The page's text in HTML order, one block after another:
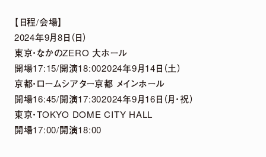
2026.07.
「harmoe」×「HMV」 5周年記念POP UP
SHOPグッズ事後通販 決定！
2026.07. 22
2026年12月13日「京(みやこ) Premium Live
2026」出演決定！
【日程/会場】
2024年9月8日（日）
東京・なかのZERO 大ホール
開場17:15/開演18:002024年9月14日（土）
京都・ロームシアター京都 メインホール
開場16:45/開演17:302024年9月16日（月・祝）
東京・TOKYO DOME CITY HALL
開場17:00/開演18:00